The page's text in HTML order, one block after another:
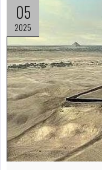
Vrăjitoare
Magia în
Madona
din
(Silcilia)
05
2025